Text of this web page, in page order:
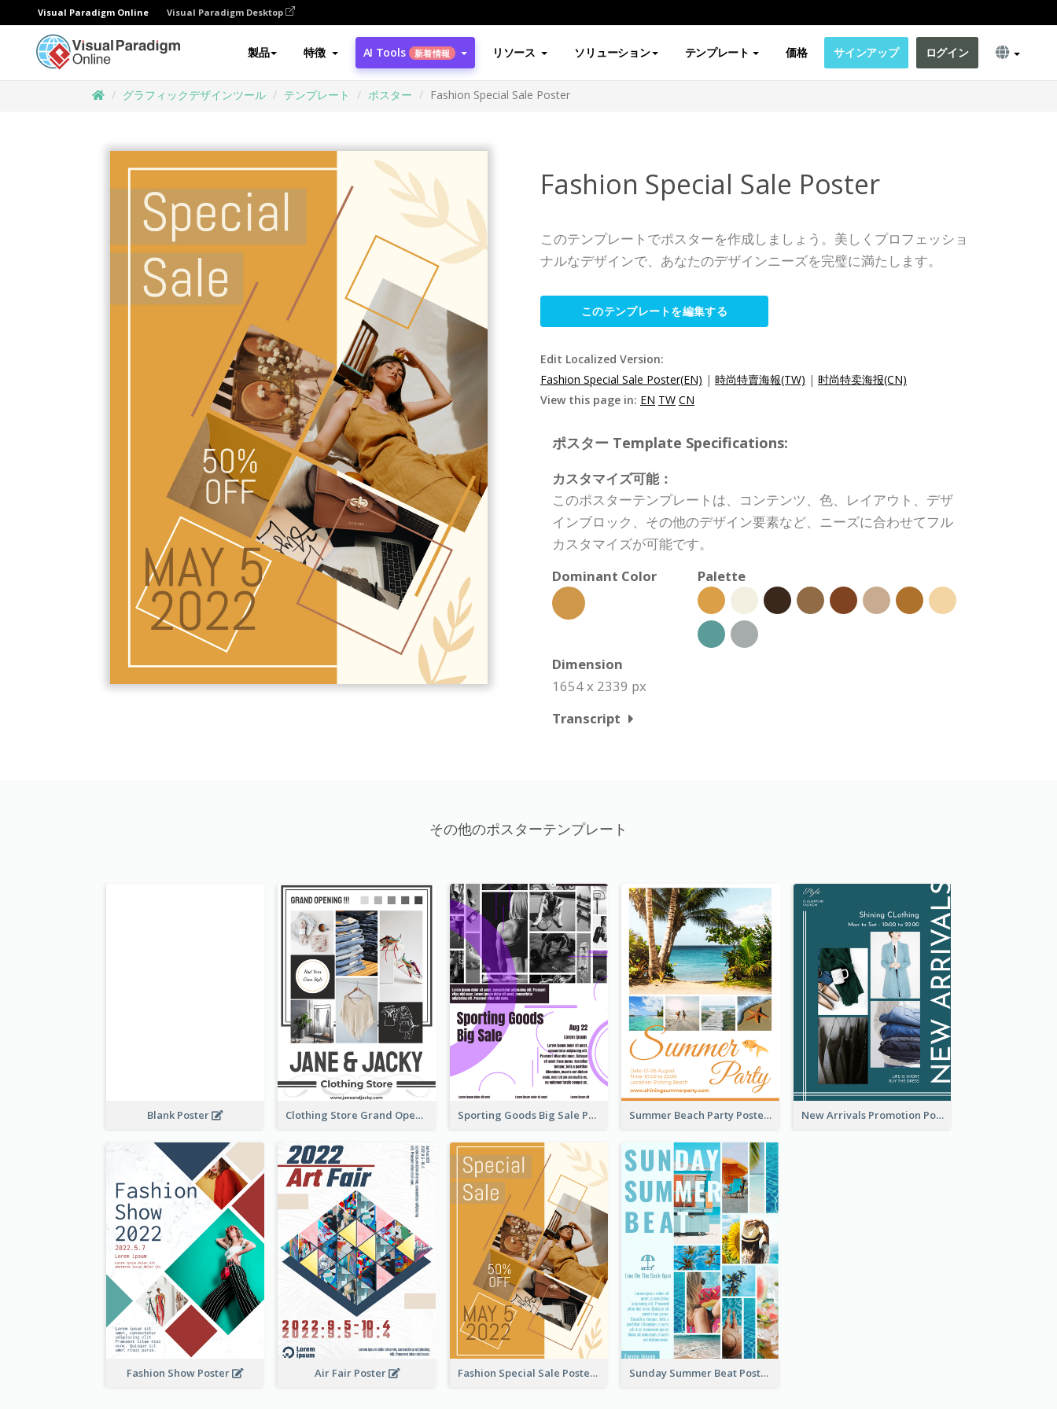
Visual Paradigm Online Visual Paradigm Desktop
製品 特徴 AI Tools 新着情報 リソース ソリューション テンプレート 価格 サインアップ ログイン
グラフィックデザインツール テンプレート ポスター Fashion Special Sale Poster
Fashion Special Sale Poster
このテンプレートでポスターを作成しましょう。美しくプロフェッショ
ナルなデザインで、あなたのデザインニーズを完璧に満たします。
このテンプレートを編集する
Edit Localized Version:
Fashion Special Sale Poster(EN) | 時尚特賣海報(TW) | 时尚特卖海报(CN)
View this page in: EN TW CN
ポスター Template Specifications:
カスタマイズ可能：
このポスターテンプレートは、コンテンツ、色、レイアウト、デザ
インブロック、その他のデザイン要素など、ニーズに合わせてフル
カスタマイズが可能です。
Dominant Color
Palette
Dimension
1654 x 2339 px
Transcript
その他のポスターテンプレート
Blank Poster Clothing Store Grand Opening Poster Sporting Goods Big Sale Poster Summer Beach Party Poster New Arrivals Promotion Poster
Fashion Show Poster Air Fair Poster Fashion Special Sale Poster Sunday Summer Beat Poster